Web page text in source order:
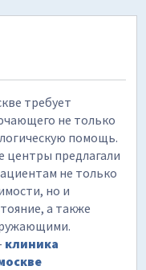
требует
не только
помощь.
предлагали
не только
но и
а также
клиника